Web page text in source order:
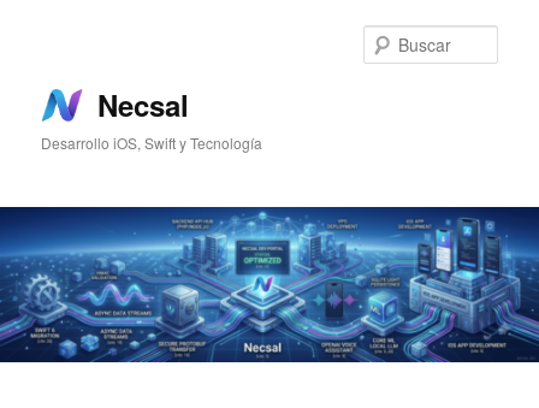
principal
secundario
Necsal
Desarrollo iOS, Swift y Tecnología